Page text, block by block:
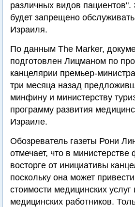
различных видов пациентов".
будет запрещено
Израиля.
По данным The Marker,
подготовлен Лицманом по
канцелярии премьер-
три месяца назад
минфину и министерству
программу развития
Израиле.
Обозреватель газеты Рони
отмечает, что в
восторге от инициативы
поскольку она может
стоимости медицинских услуг
медицинских работников.